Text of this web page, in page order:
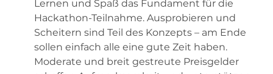
Lernen und Spaß das Fundament für die
Hackathon-Teilnahme. Ausprobieren und
Scheitern sind Teil des Konzepts – am Ende
sollen einfach alle eine gute Zeit haben.
Moderate und breit gestreute Preisgelder